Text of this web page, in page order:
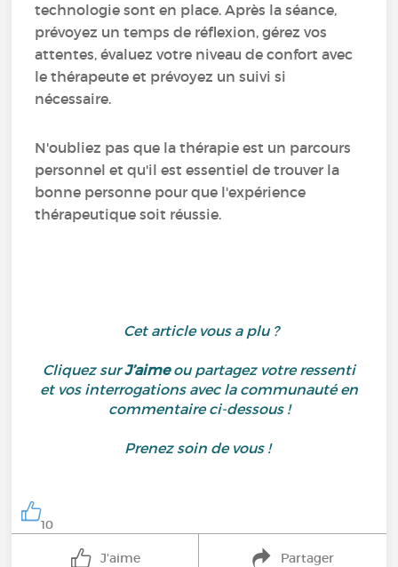
technologie sont en place. Après la séance,
prévoyez un temps de réflexion, gérez vos
attentes, évaluez votre niveau de confort avec
le thérapeute et prévoyez un suivi si
nécessaire.
N'oubliez pas que la thérapie est un parcours
personnel et qu'il est essentiel de trouver la
bonne personne pour que l'expérience
thérapeutique soit réussie.
Cet article vous a plu ?
Cliquez surJ’aimeou partagez votre ressenti
et vos interrogations avec la communauté en
commentaire ci-dessous !
Prenez soin de vous !
10
J'aime Partager